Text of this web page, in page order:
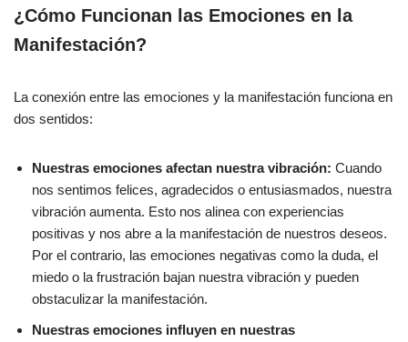
¿Cómo Funcionan las Emociones en la
Manifestación?
La conexión entre las emociones y la manifestación funciona en
dos sentidos:
Nuestras emociones afectan nuestra vibración: Cuando
nos sentimos felices, agradecidos o entusiasmados, nuestra
vibración aumenta. Esto nos alinea con experiencias
positivas y nos abre a la manifestación de nuestros deseos.
Por el contrario, las emociones negativas como la duda, el
miedo o la frustración bajan nuestra vibración y pueden
obstaculizar la manifestación.
Nuestras emociones influyen en nuestras